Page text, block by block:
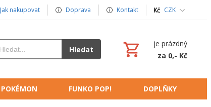
Jak nakupovat Doprava Kontakt CZK
Hledat
je prázdný
za 0,- Kč
POKÉMON FUNKO POP! DOPLŇKY